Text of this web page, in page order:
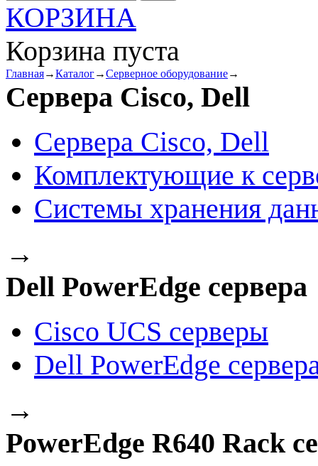
КОРЗИНА
Корзина пуста
Главная→Каталог→Серверное оборудование→
Сервера Cisco, Dell
Сервера Cisco, Dell
Комплектующие к
Системы хранения
→
Dell PowerEdge сервера
Cisco UCS серверы
Dell PowerEdge
→
PowerEdge R640 Rack